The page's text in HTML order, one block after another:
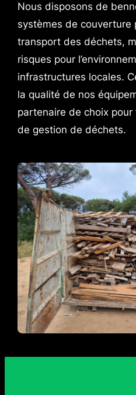
Nous disposons de
systèmes de couverture
transport des déchets,
risques pour
infrastructures locales.
la qualité de nos
partenaire de choix
de gestion de déchets.